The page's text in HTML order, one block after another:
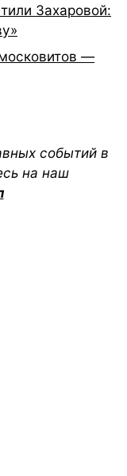
Захаровой:
—
событий в
на наш